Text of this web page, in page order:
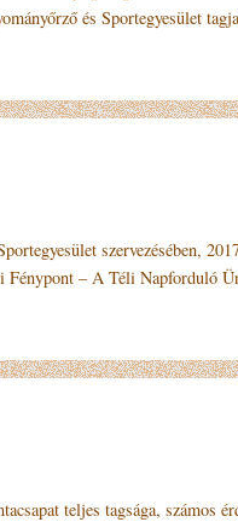
és Sportegyesület
2017
Fénypont – A Téli Napforduló
teljes tagsága, számos